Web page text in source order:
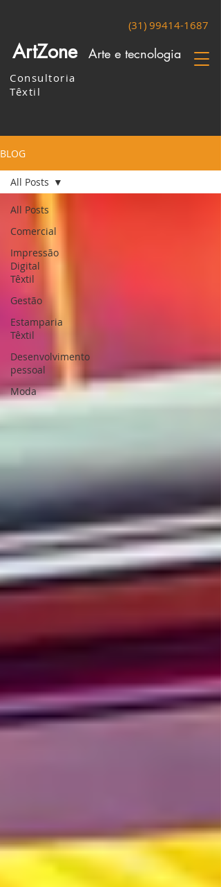
Consultoria
Têxtil
ArtZone Arte e tecnologia
(31) 99414-1687
BLOG
All Posts
Comercial
Impressão
Digital
Têxtil
Gestão
Estamparia
Têxtil
Desenvolvimento
pessoal
Moda
All Posts